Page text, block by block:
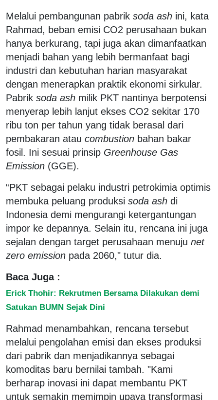
Melalui pembangunan pabrik soda ash ini, kata
Rahmad, beban emisi CO2 perusahaan bukan
hanya berkurang, tapi juga akan dimanfaatkan
menjadi bahan yang lebih bermanfaat bagi
industri dan kebutuhan harian masyarakat
dengan menerapkan praktik ekonomi sirkular.
Pabrik soda ash milik PKT nantinya berpotensi
menyerap lebih lanjut ekses CO2 sekitar 170
ribu ton per tahun yang tidak berasal dari
pembakaran atau combustion bahan bakar
fosil. Ini sesuai prinsip Greenhouse Gas
Emission (GGE).
“PKT sebagai pelaku industri petrokimia optimis
membuka peluang produksi soda ash di
Indonesia demi mengurangi ketergantungan
impor ke depannya. Selain itu, rencana ini juga
sejalan dengan target perusahaan menuju net
zero emission pada 2060," tutur dia.
Baca Juga :
Erick Thohir: Rekrutmen Bersama Dilakukan demi
Satukan BUMN Sejak Dini
Rahmad menambahkan, rencana tersebut
melalui pengolahan emisi dan ekses produksi
dari pabrik dan menjadikannya sebagai
komoditas baru bernilai tambah. "Kami
berharap inovasi ini dapat membantu PKT
untuk semakin memimpin upaya transformasi